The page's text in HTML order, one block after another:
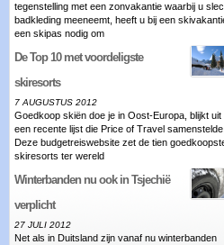
tegenstelling met een zonvakantie waarbij u
badkleding meeneemt, heeft u bij een
een skipas nodig om
De Top 10 met voordeligste
skiresorts
7 AUGUSTUS 2012
Goedkoop skiën doe je in Oost-Europa, blijkt uit
een recente lijst die Price of Travel samenstelde.
Deze budgetreiswebsite zet de tien
skiresorts ter wereld
Winterbanden nu ook in Tsjechië
verplicht
27 JULI 2012
Net als in Duitsland zijn vanaf nu winterbanden